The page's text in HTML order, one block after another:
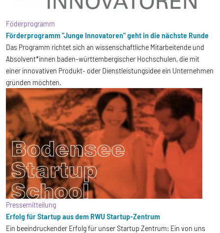
Föderprogramm
Förderprogramm "Junge Innovatoren" geht in die nächste Runde
Das Programm richtet sich an wissenschaftliche Mitarbeitende und
Absolvent*innen baden-württembergischer Hochschulen, die mit
einer innovativen Produkt- oder Dienstleistungsidee ein Unternehmen
gründen möchten.
Pressemitteilung
Erfolg für Startup aus dem RWU Startup-Zentrum
Ein beeindruckender Erfolg für unser Startup Zentrum: Ein von uns